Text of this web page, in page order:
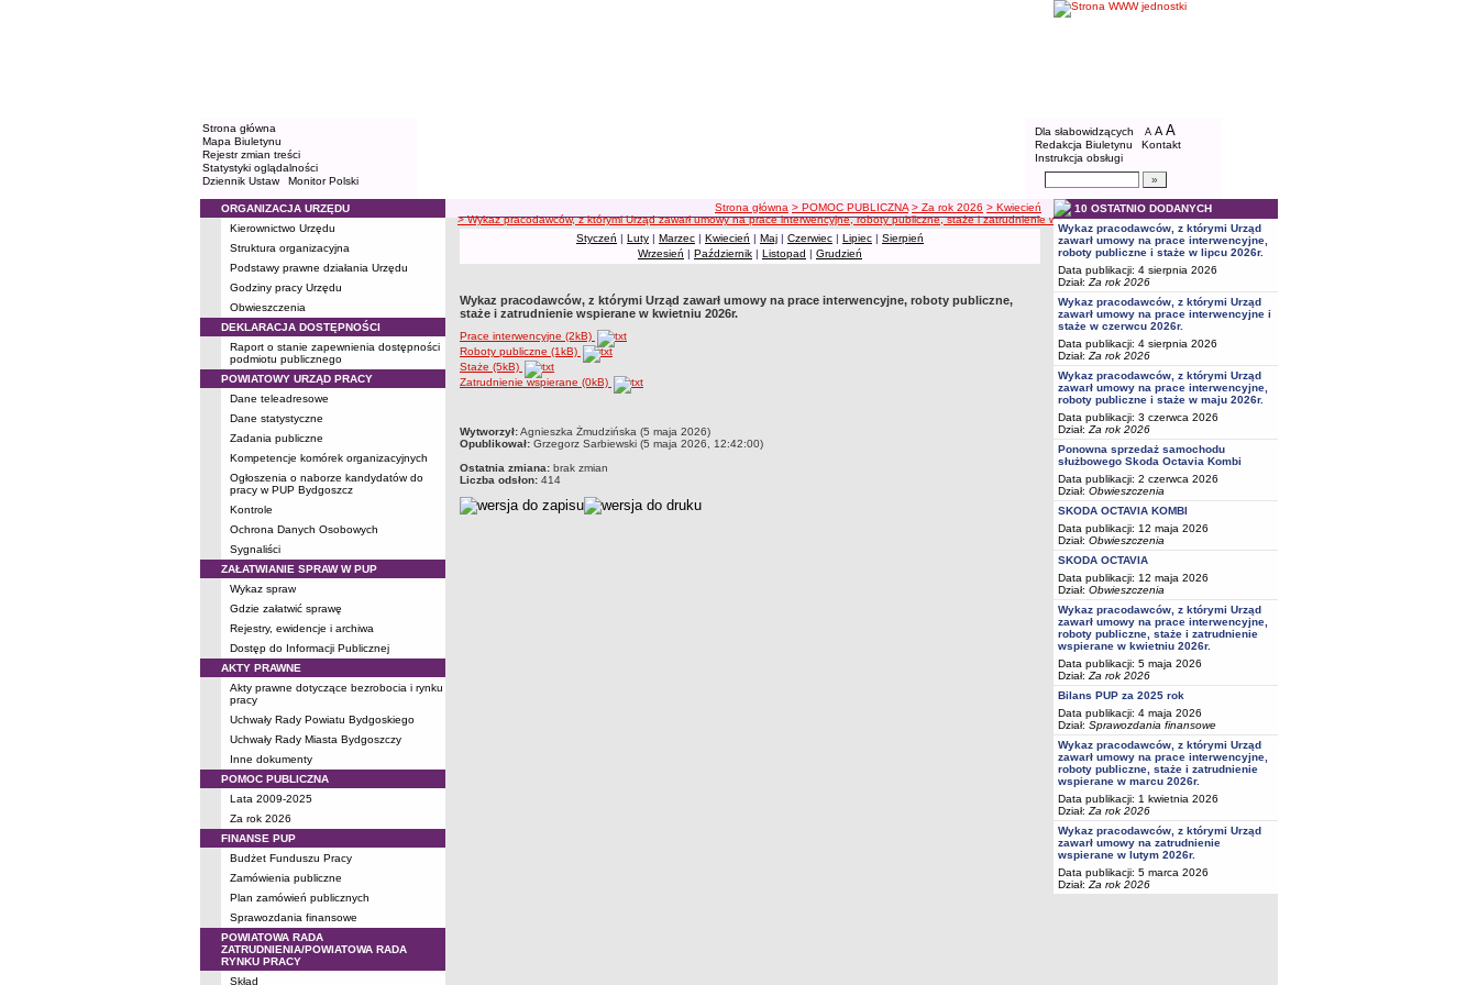
Strona główna
Mapa Biuletynu
Rejestr zmian treści
Statystyki oglądalności
Dziennik Ustaw
Monitor Polski
BIP - Powiatowy Urząd Pracy w
Menu dodatkowe
Dla słabowidzących A pomniejsz czcionkę
A standardowy rozmiar czcionki
A
Redakcja Biuletynu
Kontakt
Instrukcja obsługi
Wyszukiwarka artykułów
Menu
ORGANIZACJA URZĘDU
Kierownictwo Urzędu
Struktura organizacyjna
Podstawy prawne działania Urzędu
Godziny pracy Urzędu
Obwieszczenia
DEKLARACJA DOSTĘPNOŚCI
Raport o stanie zapewnienia dostępności
podmiotu publicznego
POWIATOWY URZĄD PRACY
Dane teleadresowe
Dane statystyczne
Zadania publiczne
Kompetencje komórek organizacyjnych
Ogłoszenia o naborze kandydatów do
pracy w PUP Bydgoszcz
Kontrole
Ochrona Danych Osobowych
Sygnaliści
ZAŁATWIANIE SPRAW W PUP
Wykaz spraw
Gdzie załatwić sprawę
Rejestry, ewidencje i archiwa
Dostęp do Informacji Publicznej
AKTY PRAWNE
Akty prawne dotyczące bezrobocia i rynku
pracy
Uchwały Rady Powiatu Bydgoskiego
Uchwały Rady Miasta Bydgoszczy
Inne dokumenty
POMOC PUBLICZNA
Lata 2009-2025
Za rok 2026
FINANSE PUP
Budżet Funduszu Pracy
Zamówienia publiczne
Plan zamówień publicznych
Sprawozdania finansowe
POWIATOWA RADA
ZATRUDNIENIA/POWIATOWA RADA
RYNKU PRACY
Skład
ścieżka nawigacji
Strona główna > POMOC PUBLICZNA > Za rok 2026 > Kwiecień
> Wykaz pracodawców, z którymi Urząd zawarł umowy na prace interwencyjne, roboty publiczne, staże i zatrudnienie wspierane w kwietniu 2026r.
Styczeń | Luty | Marzec | Kwiecień | Maj | Czerwiec | Lipiec | Sierpień
Wrzesień | Październik | Listopad | Grudzień
Wykaz pracodawców, z którymi Urząd zawarł umowy na prace interwencyjne, roboty publiczne,
staże i zatrudnienie wspierane w kwietniu 2026r.
Prace interwencyjne (2kB)
Roboty publiczne (1kB)
Staże (5kB)
Zatrudnienie wspierane (0kB)
metryczka
Wytworzył:Agnieszka Żmudzińska (5 maja 2026)
Opublikował: Grzegorz Sarbiewski (5 maja 2026, 12:42:00)
Ostatnia zmiana: brak zmian
Liczba odsłon: 414
10 OSTATNIO DODANYCH
Wykaz pracodawców, z którymi Urząd
zawarł umowy na prace interwencyjne,
roboty publiczne i staże w lipcu 2026r.
Data publikacji: 4 sierpnia 2026
Dział: Za rok 2026
Wykaz pracodawców, z którymi Urząd
zawarł umowy na prace interwencyjne i
staże w czerwcu 2026r.
Data publikacji: 4 sierpnia 2026
Dział: Za rok 2026
Wykaz pracodawców, z którymi Urząd
zawarł umowy na prace interwencyjne,
roboty publiczne i staże w maju 2026r.
Data publikacji: 3 czerwca 2026
Dział: Za rok 2026
Ponowna sprzedaż samochodu
służbowego Skoda Octavia Kombi
Data publikacji: 2 czerwca 2026
Dział: Obwieszczenia
SKODA OCTAVIA KOMBI
Data publikacji: 12 maja 2026
Dział: Obwieszczenia
SKODA OCTAVIA
Data publikacji: 12 maja 2026
Dział: Obwieszczenia
Wykaz pracodawców, z którymi Urząd
zawarł umowy na prace interwencyjne,
roboty publiczne, staże i zatrudnienie
wspierane w kwietniu 2026r.
Data publikacji: 5 maja 2026
Dział: Za rok 2026
Bilans PUP za 2025 rok
Data publikacji: 4 maja 2026
Dział: Sprawozdania finansowe
Wykaz pracodawców, z którymi Urząd
zawarł umowy na prace interwencyjne,
roboty publiczne, staże i zatrudnienie
wspierane w marcu 2026r.
Data publikacji: 1 kwietnia 2026
Dział: Za rok 2026
Wykaz pracodawców, z którymi Urząd
zawarł umowy na zatrudnienie
wspierane w lutym 2026r.
Data publikacji: 5 marca 2026
Dział: Za rok 2026